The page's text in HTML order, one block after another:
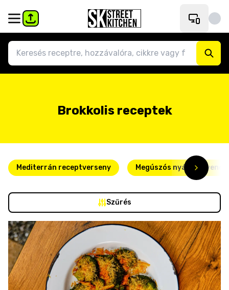
Brokkolis receptek
Mediterrán receptverseny Megúszós nyári
Szűrés